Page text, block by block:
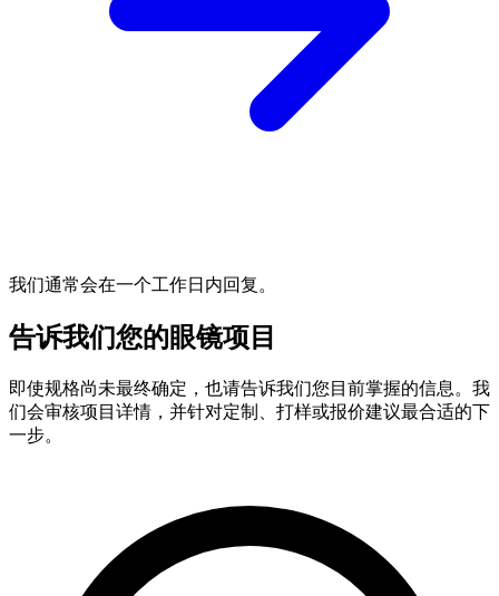
我们通常会在一个工作日内回复。
告诉我们您的眼镜项目
即使规格尚未最终确定，也请告诉我们您目前掌握的信息。我
们会审核项目详情，并针对定制、打样或报价建议最合适的下
一步。